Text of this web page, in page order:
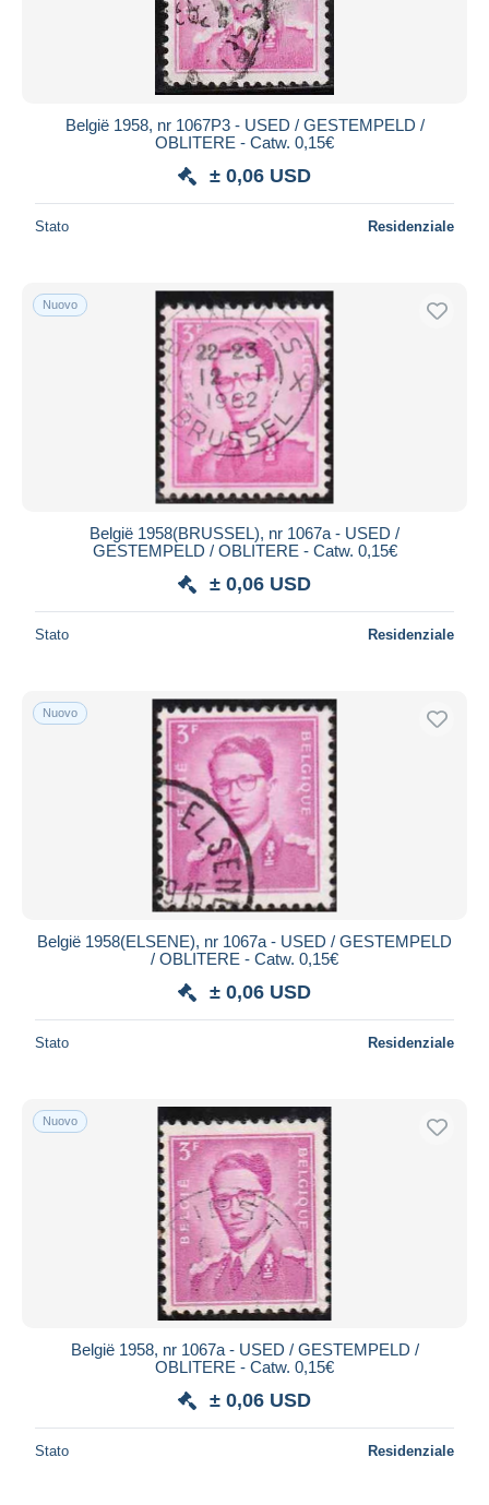
België 1958, nr 1067P3 - USED / GESTEMPELD /
OBLITERE - Catw. 0,15€
± 0,06 USD
Stato Residenziale
Nuovo
België 1958(BRUSSEL), nr 1067a - USED /
GESTEMPELD / OBLITERE - Catw. 0,15€
± 0,06 USD
Stato Residenziale
Nuovo
België 1958(ELSENE), nr 1067a - USED / GESTEMPELD
/ OBLITERE - Catw. 0,15€
± 0,06 USD
Stato Residenziale
Nuovo
België 1958, nr 1067a - USED / GESTEMPELD /
OBLITERE - Catw. 0,15€
± 0,06 USD
Stato Residenziale